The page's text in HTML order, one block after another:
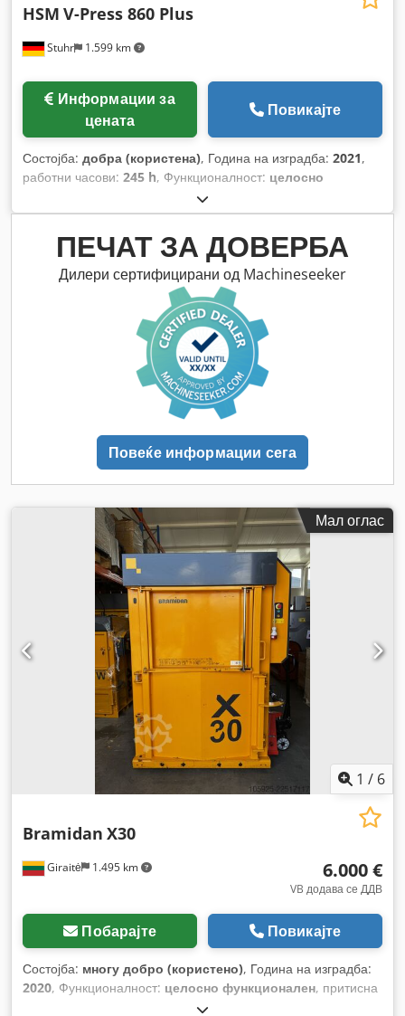
Stuhr 1.599 km
HSM V-Press 860 Plus
цената
Повикајте
Состојба: добра (користена), Година на изградба: 2021,
работни часови: 245 h, Функционалност: целосно
ПЕЧАТ ЗА ДОВЕРБА
Дилери сертифицирани од Machineseeker
Повеќе информации сега
Мал оглас
1 / 6
Giraitė 1.495 km
Bramidan X30
6.000 €
VB додава се ДДВ
Побарајте Повикајте
Состојба: многу добро (користено), Година на изградба:
2020, Функционалност: целосно функционален, притисна
документација / прирачник